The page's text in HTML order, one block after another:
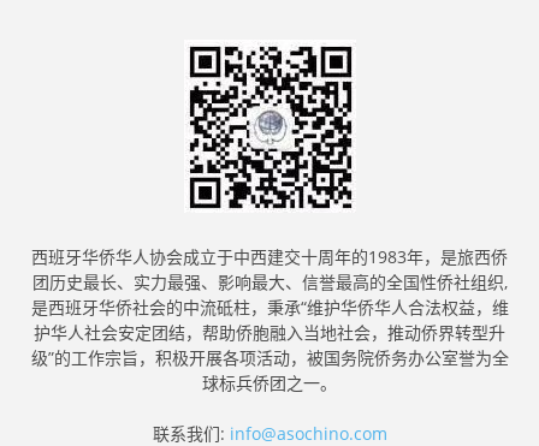
西班牙华侨华人协会成立于中西建交十周年的1983年，是旅西侨
团历史最长、实力最强、影响最大、信誉最高的全国性侨社组织,
是西班牙华侨社会的中流砥柱，秉承“维护华侨华人合法权益，维
护华人社会安定团结，帮助侨胞融入当地社会，推动侨界转型升
级”的工作宗旨，积极开展各项活动，被国务院侨务办公室誉为全
球标兵侨团之一。
联系我们: info@asochino.com